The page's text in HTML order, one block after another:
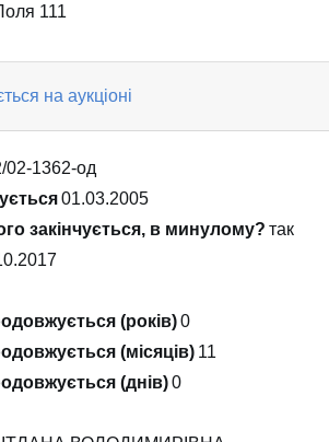
111
на аукціоні
02-1362-од
01.03.2005
закінчується, в минулому? так
(років) 0
(місяців) 11
(днів) 0